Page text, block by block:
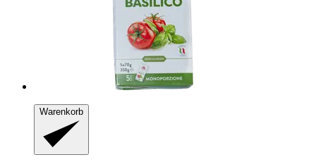
Warenkorb